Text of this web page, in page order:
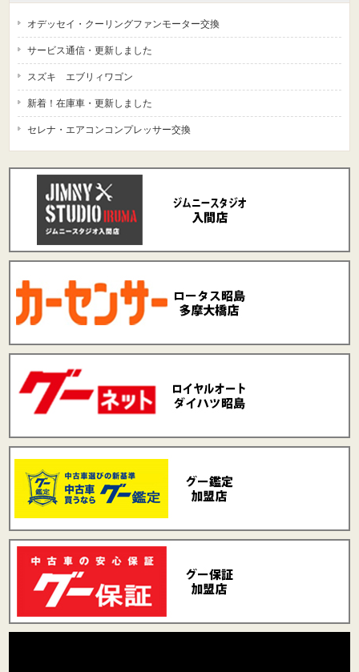
オデッセイ・クーリングファンモーター交換
サービス通信・更新しました
スズキ エブリィワゴン
新着！在庫車・更新しました
セレナ・エアコンコンプレッサー交換